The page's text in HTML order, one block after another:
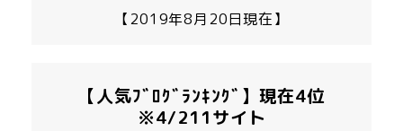
【2019年8月20日現在】
【人気ﾌﾞﾛｸﾞﾗﾝｷﾝｸﾞ】現在4位
※4/211サイト